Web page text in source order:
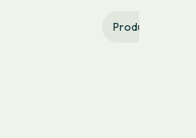
Producción de